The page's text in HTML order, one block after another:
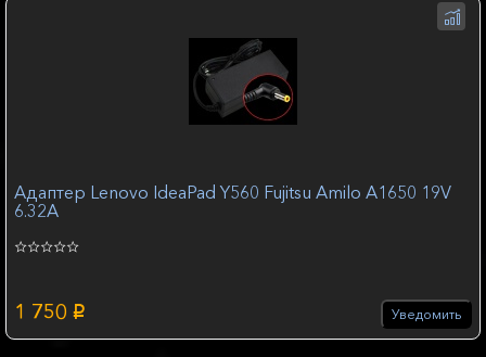
Адаптер Lenovo IdeaPad Y560 Fujitsu Amilo A1650 19V
6.32A
1 750 p Уведомить